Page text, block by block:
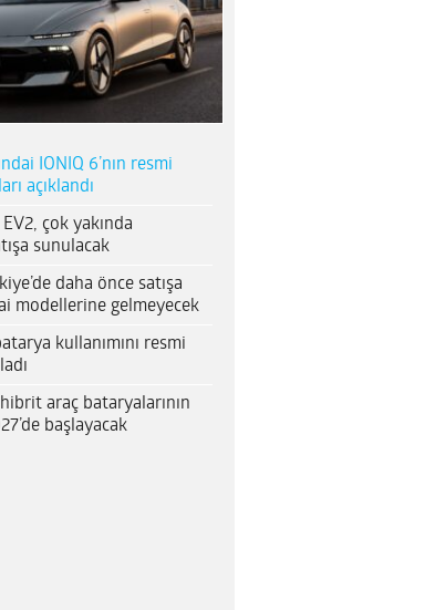
IONIQ 6’nın resmi
açıklandı
çok yakında
sunulacak
daha önce satışa
modellerine gelmeyecek
kullanımını resmi
araç bataryalarının
başlayacak